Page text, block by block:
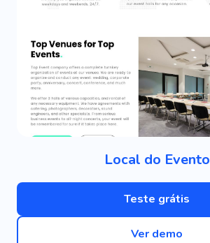
Local do Evento
Teste grátis
Ver demo